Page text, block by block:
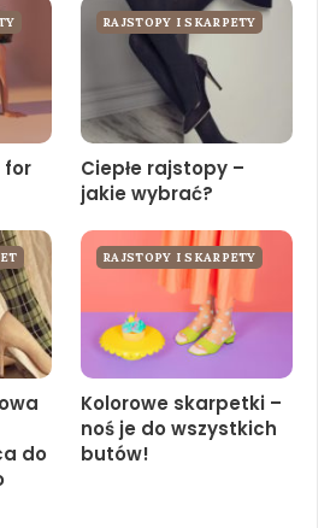
for
RAJSTOPY I SKARPETY
Ciepłe rajstopy –
jakie wybrać?
do
RAJSTOPY I SKARPETY
Kolorowe skarpetki –
noś je do wszystkich
butów!